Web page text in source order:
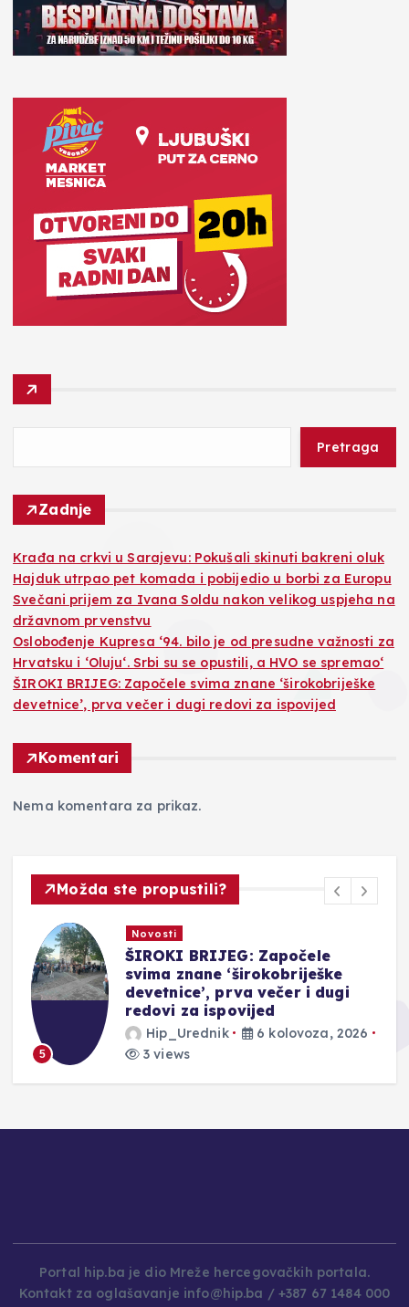
Pretraga
Zadnje
Krađa na crkvi u Sarajevu: Pokušali skinuti bakreni oluk
Hajduk utrpao pet komada i pobijedio u borbi za Europu
Svečani prijem za Ivana Soldu nakon velikog uspjeha na
državnom prvenstvu
Oslobođenje Kupresa ‘94. bilo je od presudne važnosti za
Hrvatsku i ‘Oluju‘. Srbi su se opustili, a HVO se spremao‘
ŠIROKI BRIJEG: Započele svima znane ‘širokobriješke
devetnice’, prva večer i dugi redovi za ispovijed
Komentari
Nema komentara za prikaz.
Možda ste propustili?
5
Novosti
ŠIROKI BRIJEG: Započele
svima znane ‘širokobriješke
devetnice’, prva večer i dugi
redovi za ispovijed
Hip_Urednik
6 kolovoza, 2026
3 views
Portal hip.ba je dio Mreže hercegovačkih portala.
Kontakt za oglašavanje info@hip.ba / +387 67 1484 000